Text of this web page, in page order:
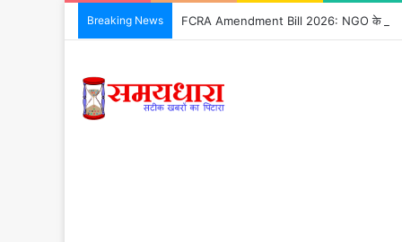
Breaking News FCRA Amendment Bill 2026: NGO के लिए